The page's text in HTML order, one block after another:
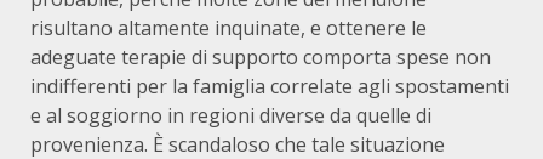
risultano altamente inquinate, e ottenere le
adeguate terapie di supporto comporta spese non
indifferenti per la famiglia correlate agli spostamenti
e al soggiorno in regioni diverse da quelle di
provenienza. È scandaloso che tale situazione